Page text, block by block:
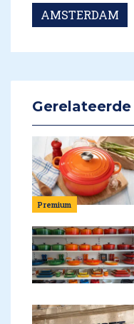
AMSTERDAM
Premium